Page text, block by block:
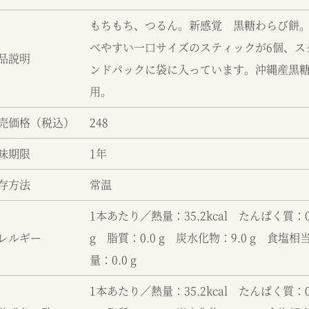
説明
もちもち、つるん。新感覚 黒糖わらび餅
べやすい一口サイズのスティックが6個、ス
ンドパックに袋に入っています。沖縄産黒
用。
価格（税込）
248
期限
1年
方法
常温
ルギー
1本あたり／熱量：35.2kcal たんぱく質：
g 脂質：0.0 g 炭水化物：9.0 g 食塩相当
量：0.0 g
1本あたり／熱量：35.2kcal たんぱく質：